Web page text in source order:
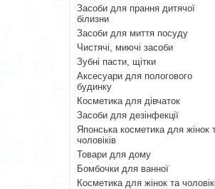
Засоби для прання дитячої
білизни
Засоби для миття посуду
Чистячі, миючі засоби
Зубні пасти, щітки
Аксесуари для пологового
будинку
Косметика для дівчаток
Засоби для дезінфекції
Японська косметика для жінок
чоловіків
Товари для дому
Бомбочки для ванної
Косметика для жінок та